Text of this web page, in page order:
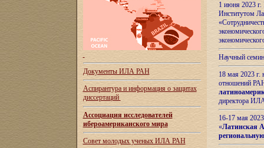
Документы ИЛА РАН
Аспирантура и информация о защитах
диссертаций
Ассоциация исследователей
ибероамериканского мира
Совет молодых ученых ИЛА РАН
1 июня 2023
Институтом
Научный
18 мая 2023
отношений
директора
16-17 мая
«Латинская